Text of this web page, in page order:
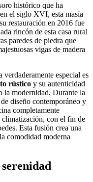
histórico que ha
el siglo XVI, esta masía
restauración en 2016 fue
rincón de esta casa rural
paredes de piedra que
vigas de madera
especial es
rústico y su autenticidad
la modernidad. Durante la
diseño contemporáneo y
completamente
climatización, con el fin de
Esta fusión crea una
comodidad moderna